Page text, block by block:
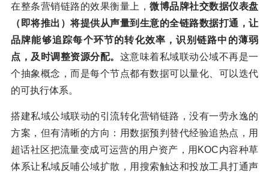
在整条营销链路的效果衡量上， 微博品牌社交数据仪表盘
（即将推出）将提供从声量到生意的全链路数据打通，让
品牌能够追踪每个环节的转化效率，识别链路中的薄弱
点，及时调整资源分配。 这意味着私域联动公域不再是一
个抽象概念，而是每个节点都有数据可以量化、可以迭代
的可执行体系。
搭建私域公域联动的引流转化营销链路，没有一劳永逸的
方案，但有清晰的方向：用数据预判替代经验追热点，用
超话社区把流量变成可运营的用户资产，用KOC内容种草
体系让私域反哺公域扩散，用搜索触达和投放工具打通声